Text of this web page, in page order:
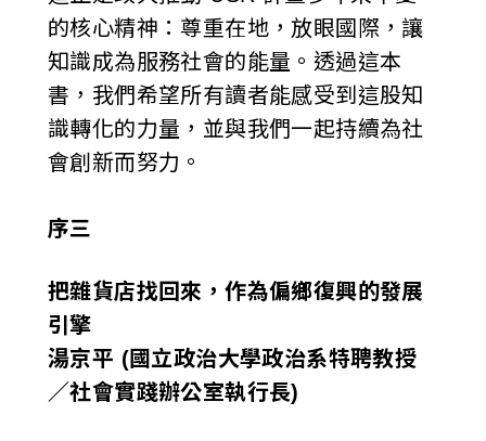
的核心精神：尊重在地，放眼國際，讓
知識成為服務社會的能量。透過這本
書，我們希望所有讀者能感受到這股知
識轉化的力量，並與我們一起持續為社
會創新而努力。
序三
把雜貨店找回來，作為偏鄉復興的發展
引擎
湯京平 (國立政治大學政治系特聘教授
／社會實踐辦公室執行長)